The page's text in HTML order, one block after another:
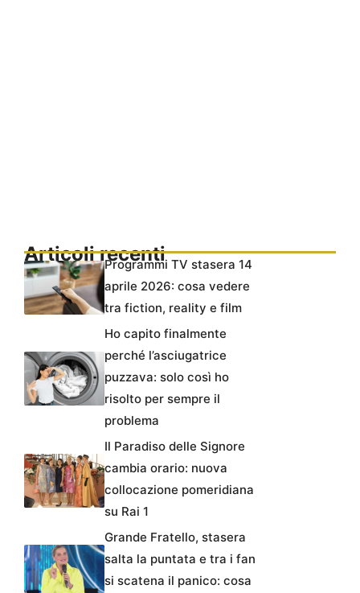
Articoli recentiProgrammi TV stasera 14
aprile 2026: cosa vedere
tra fiction, reality e film
Ho capito finalmente
perché l’asciugatrice
puzzava: solo così ho
risolto per sempre il
problema
Il Paradiso delle Signore
cambia orario: nuova
collocazione pomeridiana
su Rai 1
Grande Fratello, stasera
salta la puntata e tra i fan
si scatena il panico: cosa